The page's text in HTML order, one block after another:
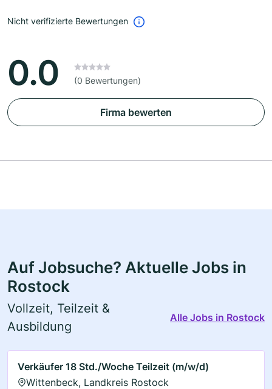
Nicht verifizierte Bewertungen
0.0 (0 Bewertungen)
Firma bewerten
Auf Jobsuche? Aktuelle Jobs in
Rostock
Vollzeit, Teilzeit &
Ausbildung
Alle Jobs in Rostock
Verkäufer 18 Std./Woche Teilzeit (m/w/d)
Wittenbeck, Landkreis Rostock